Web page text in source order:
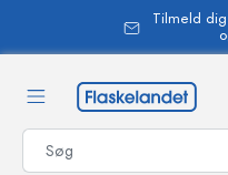
Tilmeld